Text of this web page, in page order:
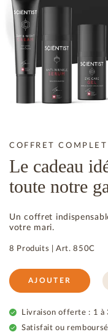
COFFRET
Le cadeau
toute notre
Un coffret
votre mari.
8 Produits |Art.850C
AJOUTER
Livraison offerte : 1 à
Satisfait ou